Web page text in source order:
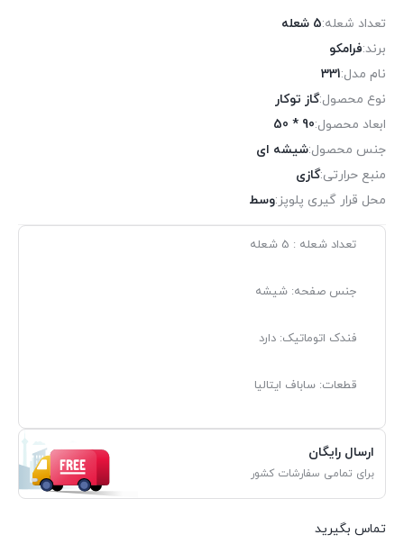
تعداد شعله:5 شعله
برند:فرامکو
نام مدل:331
نوع محصول:گاز توکار
ابعاد محصول:90 * 50
جنس محصول:شیشه ای
منبع حرارتی:گازی
محل قرار گیری پلوپز:وسط
تعداد شعله : 5 شعله
جنس صفحه: شیشه
فندک اتوماتیک: دارد
قطعات: ساباف ایتالیا
ارسال رایگان
برای تمامی سفارشات کشور
تماس بگیرید